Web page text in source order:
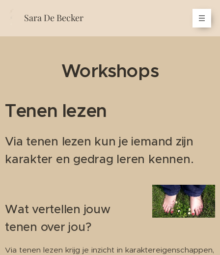
Sara De Becker
Workshops
Tenen lezen
Via tenen lezen kun je iemand zijn
karakter en gedrag leren kennen.
Wat vertellen jouw
tenen over jou?
Via tenen lezen krijg je inzicht in karaktereigenschappen,